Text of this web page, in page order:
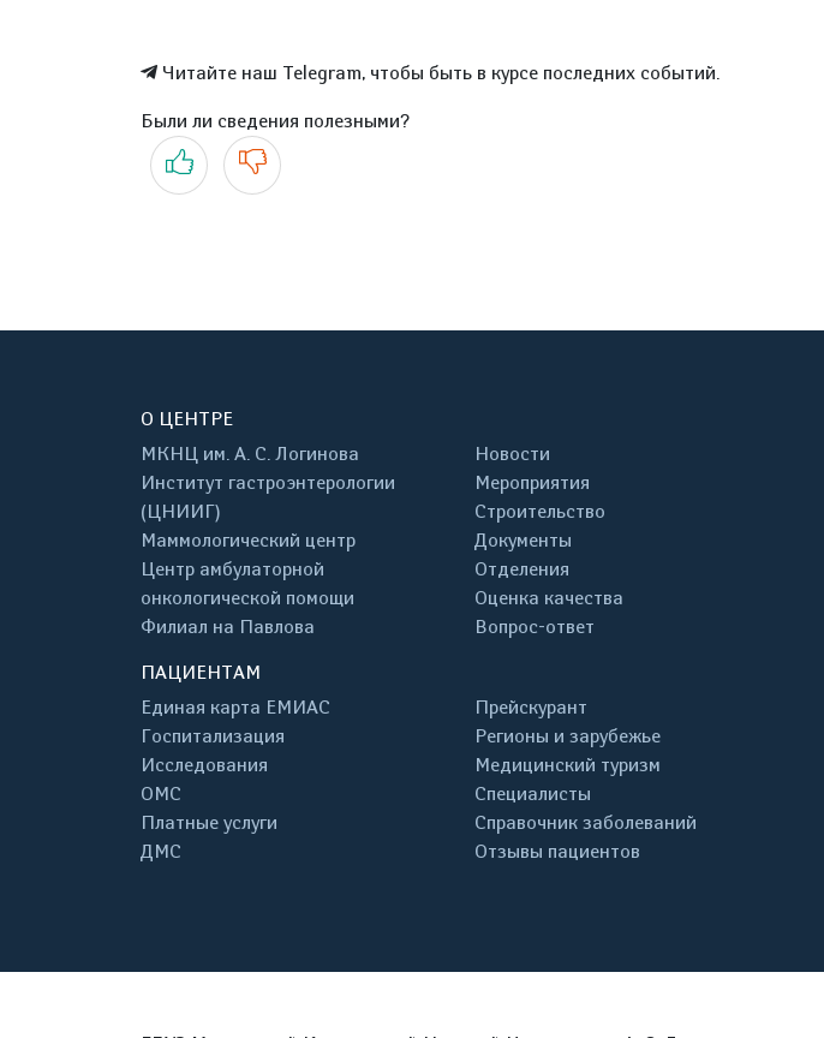
Читайте наш Telegram, чтобы быть в курсе последних событий.
Были ли сведения полезными?
Да Нет
О ЦЕНТРЕ
МКНЦ им. А. С. Логинова
Институт гастроэнтерологии
(ЦНИИГ)
Маммологический центр
Центр амбулаторной
онкологической помощи
Филиал на Павлова
Новости
Мероприятия
Строительство
Документы
Отделения
Оценка качества
Вопрос-ответ
ПАЦИЕНТАМ
Единая карта ЕМИАС
Госпитализация
Исследования
ОМС
Платные услуги
ДМС
Прейскурант
Регионы и зарубежье
Медицинский туризм
Специалисты
Справочник заболеваний
Отзывы пациентов